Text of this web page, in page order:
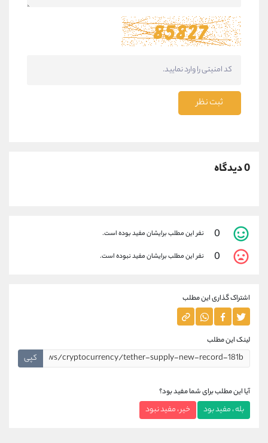
ثبت نظر
0 دیدگاه
0 نفر این مطلب برایشان مفید بوده است.
0 نفر این مطلب برایشان مفید نبوده است.
اشتراک گذاری این مطلب
لینک این مطلب
کپی
آیا این مطلب برای شما مفید بود؟
بله ، مفید بود خیر ، مفید نبود